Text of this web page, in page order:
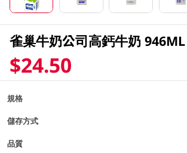
雀巢牛奶公司高鈣牛奶 946ML
$24.50
規格
儲存方式
品質